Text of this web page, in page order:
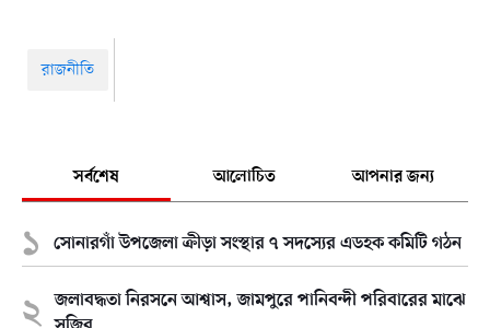
রাজনীতি
সর্বশেষ আলোচিত আপনার জন্য
সোনারগাঁ উপজেলা ক্রীড়া সংস্থার ৭ সদস্যের এডহক কমিটি গঠন
জলাবদ্ধতা নিরসনে আশ্বাস, জামপুরে পানিবন্দী পরিবারের মাঝে